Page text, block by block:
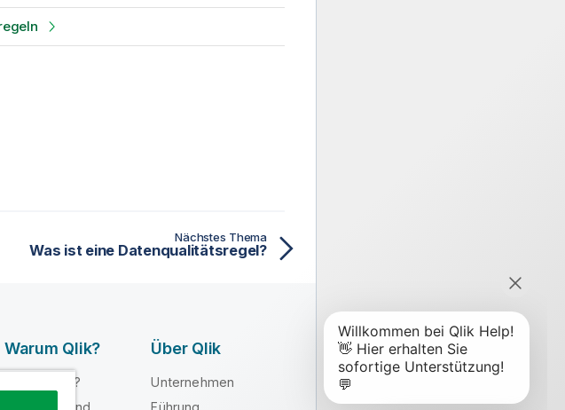
Nächstes Thema
Was ist eine Datenqualitätsregel?
Warum Qlik?
Warum Qlik?
Vertrauen und
Über Qlik
Unternehmen
Führung